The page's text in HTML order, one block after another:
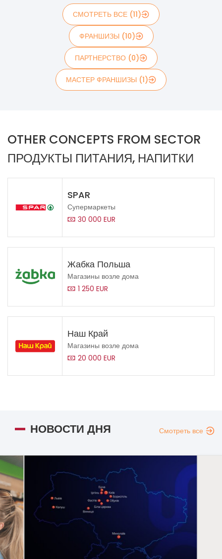
СМОТРЕТЬ ВСЕ (11)
ФРАНШИЗЫ (10)
ПАРТНЕРСТВО (0)
МАСТЕР ФРАНШИЗЫ (1)
OTHER CONCEPTS FROM SECTOR
ПРОДУКТЫ ПИТАНИЯ, НАПИТКИ
SPAR
Супермаркеты
30 000 EUR
Жабка Польша
Магазины возле дома
1 250 EUR
Наш Край
Магазины возле дома
20 000 EUR
НОВОСТИ ДНЯ Смотреть все